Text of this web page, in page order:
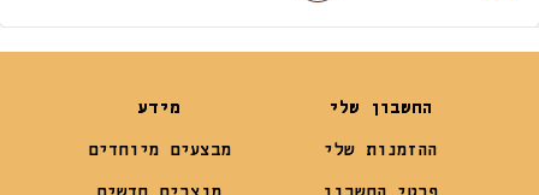
החשבון שלי
ההזמנות שלי
מידע
מבצעים מיוחדים